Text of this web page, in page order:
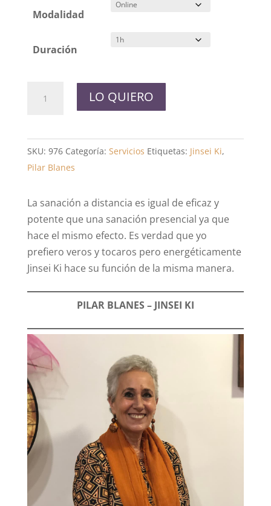
Modalidad
Duración
distancia
cantidad
LO QUIERO
SKU: 976 Categoría: Servicios Etiquetas: Jinsei Ki,
Pilar Blanes
La sanación a distancia es igual de eficaz y
potente que una sanación presencial ya que
hace el mismo efecto. Es verdad que yo
prefiero veros y tocaros pero energéticamente
Jinsei Ki hace su función de la misma manera.
PILAR BLANES – JINSEI KI